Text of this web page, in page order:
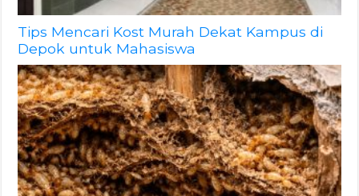
Tips Mencari Kost Murah Dekat Kampus di
Depok untuk Mahasiswa